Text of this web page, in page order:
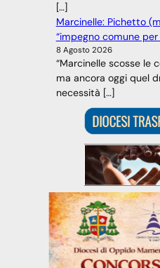
[…]
Marcinelle: Pichetto
“impegno comune
8 Agosto 2026
“Marcinelle scosse le
ma ancora oggi quel
necessità […]